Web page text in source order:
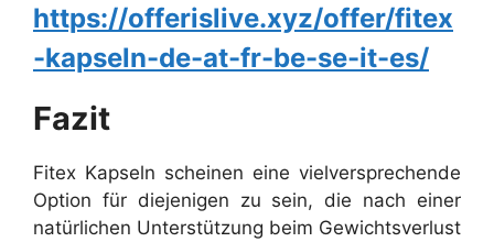
https://offerislive.xyz/offer/fitex
-kapseln-de-at-fr-be-se-it-es/
Fazit
Fitex Kapseln scheinen eine vielversprechende
Option für diejenigen zu sein, die nach einer
natürlichen Unterstützung beim Gewichtsverlust